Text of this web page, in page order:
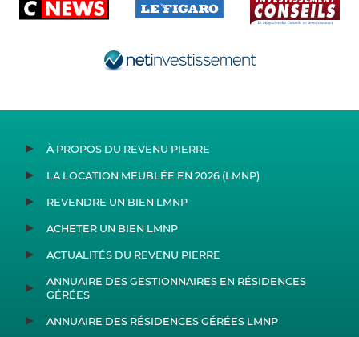
À PROPOS DU REVENU PIERRE
LA LOCATION MEUBLÉE EN 2026 (LMNP)
REVENDRE UN BIEN LMNP
ACHETER UN BIEN LMNP
ACTUALITÉS DU REVENU PIERRE
ANNUAIRE DES GESTIONNAIRES EN RÉSIDENCES
GÉRÉES
ANNUAIRE DES RÉSIDENCES GÉRÉES LMNP